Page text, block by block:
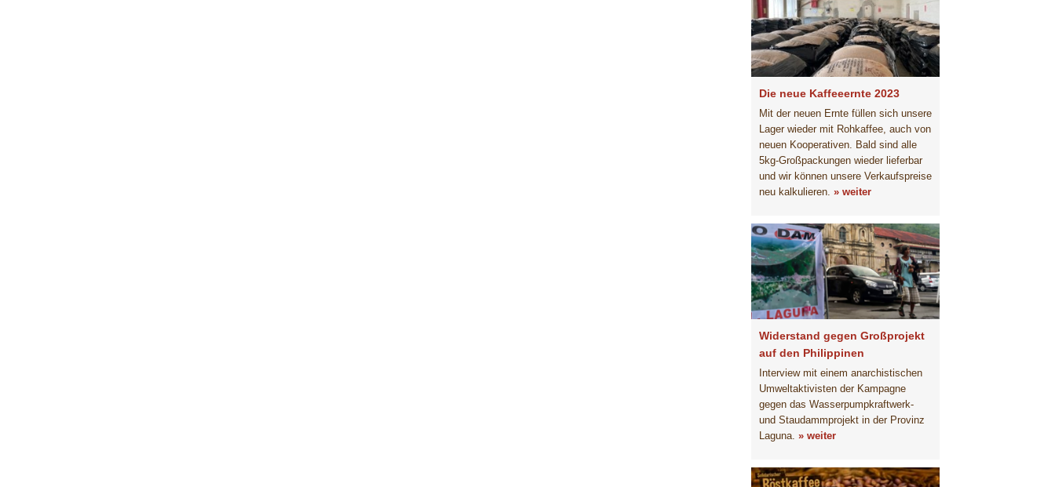
Die neue Kaffeeernte 2023
Mit der neuen Ernte füllen sich unsere
Lager wieder mit Rohkaffee, auch von
neuen Kooperativen. Bald sind alle
5kg-Großpackungen wieder lieferbar
und wir können unsere Verkaufspreise
neu kalkulieren. » weiter
Widerstand gegen Großprojekt
auf den Philippinen
Interview mit einem anarchistischen
Umweltaktivisten der Kampagne
gegen das Wasserpumpkraftwerk-
und Staudammprojekt in der Provinz
Laguna. » weiter